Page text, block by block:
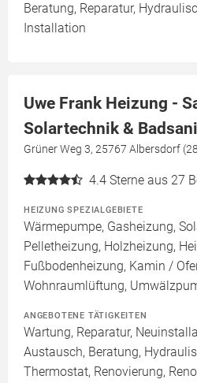
Beratung, Reparatur,
Installation
Uwe Frank Heizung -
Solartechnik &
Grüner Weg 3, 25767 Albersdorf
4.4 Sterne aus 27
HEIZUNG SPEZIALGEBIETE
Wärmepumpe, Gasheizung,
Pelletheizung, Holzheizung,
Fußbodenheizung, Kamin /
Wohnraumlüftung,
ANGEBOTENE TÄTIGKEITEN
Wartung, Reparatur,
Austausch, Beratung,
Thermostat, Renovierung,